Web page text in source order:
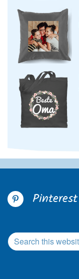
Pinterest